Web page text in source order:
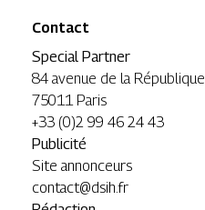
Contact
Special Partner
84 avenue de la République
75011 Paris
+33 (0)2 99 46 24 43
Publicité
Site annonceurs
contact@dsih.fr